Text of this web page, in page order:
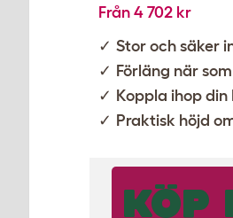
Från 4 702 kr
Stor och säker
Förläng när
Koppla ihop din
Praktisk höjd
KÖP